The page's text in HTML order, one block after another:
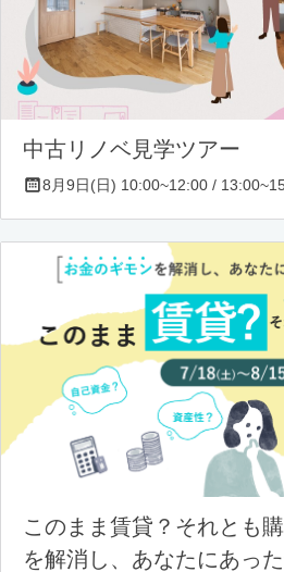
中古リノベ見学ツアー
8月9日(日) 10:00~12:00 /
このまま賃貸？それとも
を解消し、あなたにあっ